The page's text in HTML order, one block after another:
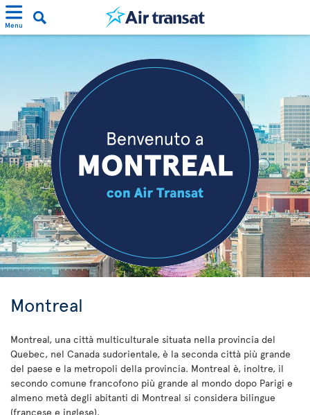
Menu
Montreal
Montreal, una città multiculturale situata nella provincia del
Quebec, nel Canada sudorientale, è la seconda città più grande
del paese e la metropoli della provincia. Montreal è, inoltre, il
secondo comune francofono più grande al mondo dopo Parigi e
almeno metà degli abitanti di Montreal si considera bilingue
(francese e inglese).